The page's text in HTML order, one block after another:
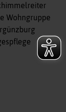
Wohngruppe